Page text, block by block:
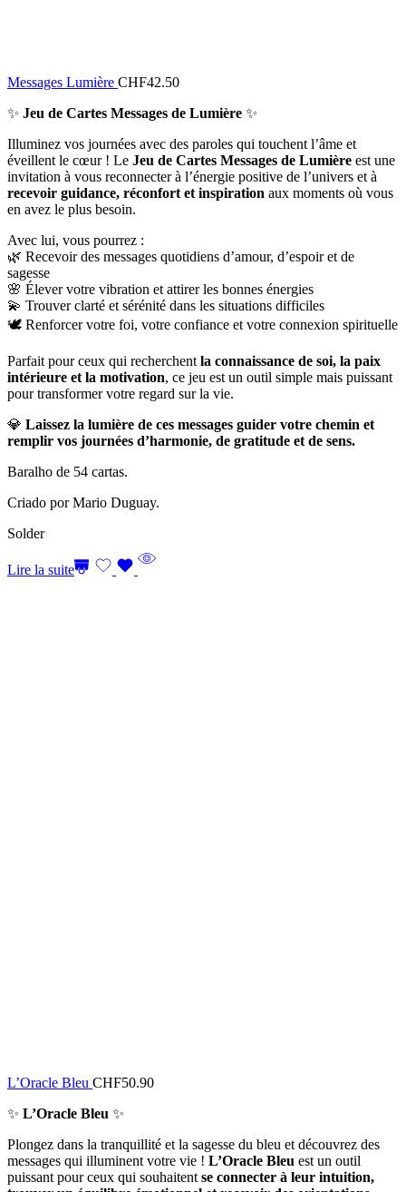
Messages Lumière CHF42.50
✨ Jeu de Cartes Messages de Lumière ✨
Illuminez vos journées avec des paroles qui touchent l’âme et
éveillent le cœur ! Le Jeu de Cartes Messages de Lumière est une
invitation à vous reconnecter à l’énergie positive de l’univers et à
recevoir guidance, réconfort et inspiration aux moments où vous
en avez le plus besoin.
Avec lui, vous pourrez :
🌿 Recevoir des messages quotidiens d’amour, d’espoir et de
sagesse
🌸 Élever votre vibration et attirer les bonnes énergies
💫 Trouver clarté et sérénité dans les situations difficiles
🕊️ Renforcer votre foi, votre confiance et votre connexion spirituelle
Parfait pour ceux qui recherchent la connaissance de soi, la paix
intérieure et la motivation, ce jeu est un outil simple mais puissant
pour transformer votre regard sur la vie.
💎 Laissez la lumière de ces messages guider votre chemin et
remplir vos journées d’harmonie, de gratitude et de sens.
Baralho de 54 cartas.
Criado por Mario Duguay.
Solder
Lire la suite
L’Oracle Bleu CHF50.90
✨ L’Oracle Bleu ✨
Plongez dans la tranquillité et la sagesse du bleu et découvrez des
messages qui illuminent votre vie ! L’Oracle Bleu est un outil
puissant pour ceux qui souhaitent se connecter à leur intuition,